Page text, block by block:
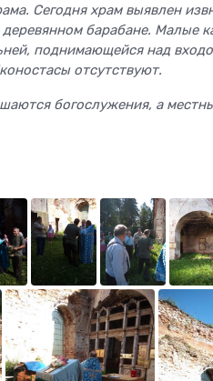
Сегодня храм выявлен
барабане. Малые
поднимающейся над
отсутствуют.
богослужения, а